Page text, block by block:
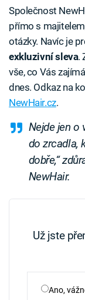
Společnost
přímo s
otázky. Navíc je
exkluzivní sleva.
vše, co Vás
dnes. Odkaz na
NewHair.cz.
Nejde jen o
do zrcadla,
dobře,“
NewHair.
Už jste
Ano,